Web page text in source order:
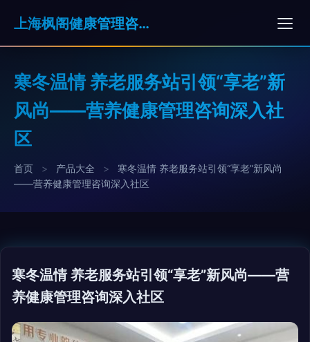
上海枫阁健康管理咨询有限公司
寒冬温情 养老服务站引领“享老”新
风尚——营养健康管理咨询深入社
区
首页 > 产品大全 >
寒冬温情 养老服务站引领“享老”新风尚
——营养健康管理咨询深入社区
寒冬温情 养老服务站引领“享老”新风尚——营
养健康管理咨询深入社区